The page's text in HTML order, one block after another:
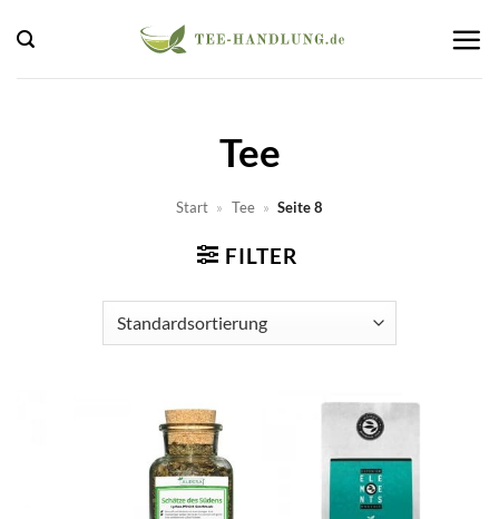
Inhalt
springen
Tee
Start » Tee » Seite 8
FILTER